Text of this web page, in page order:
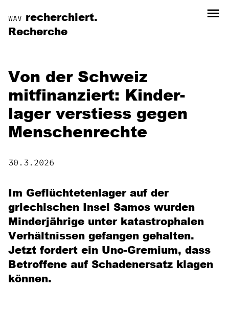
WAV recherchiert. menu
Recherche
Von der Schweiz
mitfinanziert: Kinder­
lager verstiess gegen
Menschen­rechte
30.3.2026
Im Geflüchteten­lager auf der
griechischen Insel Samos wurden
Minder­jährige unter katastrophalen
Verhältnissen gefangen gehalten.
Jetzt fordert ein Uno-Gremium, dass
Betroffene auf Schaden­ersatz klagen
können.